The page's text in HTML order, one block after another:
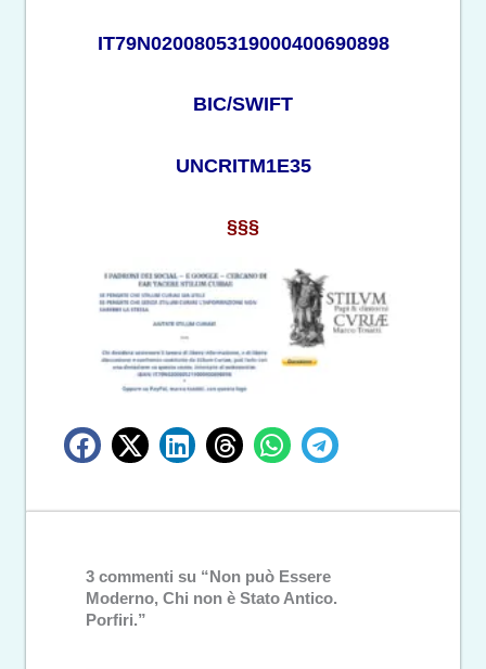
IT79N0200805319000400690898
BIC/SWIFT
UNCRITM1E35
§§§
3 commenti su “Non può Essere
Moderno, Chi non è Stato Antico.
Porfiri.”